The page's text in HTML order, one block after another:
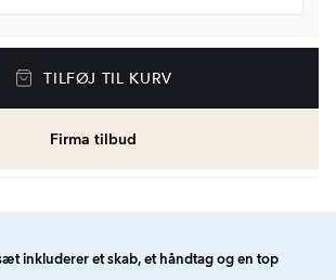
TILFØJ TIL KURV
Firma tilbud
inkluderer et skab, et håndtag og en top